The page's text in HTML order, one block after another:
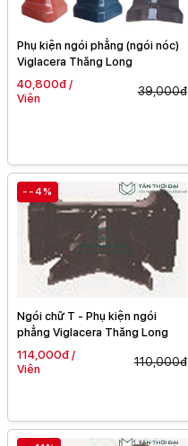
Phụ kiện ngói phẳng (ngói nóc)
Viglacera Thăng Long
40,800đ /
Viên
39,000đ
--4%
Ngói chữ T - Phụ kiện ngói
phẳng Viglacera Thăng Long
114,000đ /
Viên
110,000đ